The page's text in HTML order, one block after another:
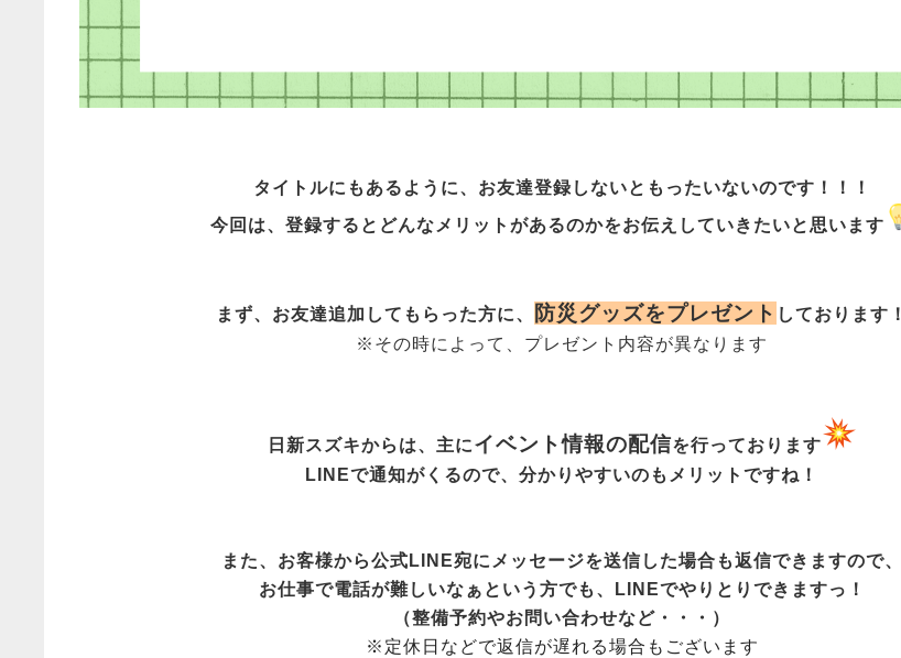
タイトルにもあるように、お友達登録しないともったいないのです！！！
今回は、登録するとどんなメリットがあるのかをお伝えしていきたいと思います
まず、お友達追加してもらった方に、 防災グッズをプレゼント しております！
※その時によって、プレゼント内容が異なります
日新スズキからは、主にイベント情報の配信を行っております
LINEで通知がくるので、分かりやすいのもメリットですね！
また、お客様から公式LINE宛にメッセージを送信した場合も返信できますので、
お仕事で電話が難しいなぁという方でも、LINEでやりとりできますっ！
（整備予約やお問い合わせなど・・・）
※定休日などで返信が遅れる場合もございます